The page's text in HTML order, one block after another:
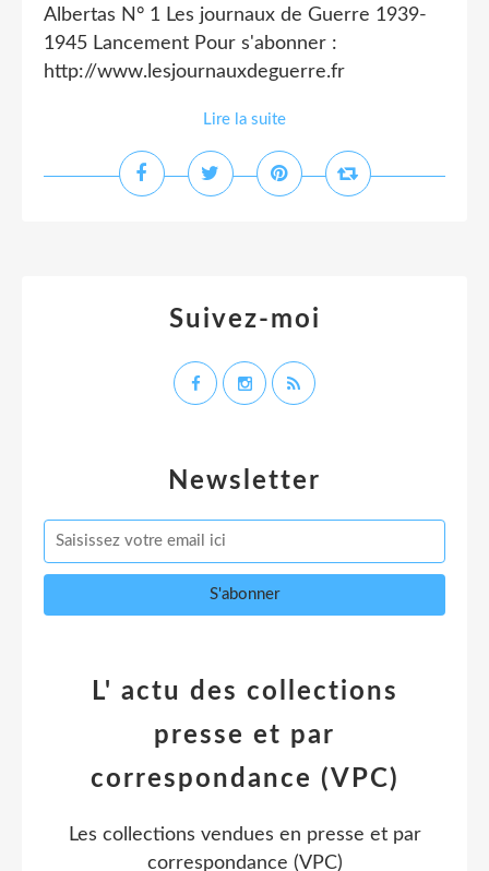
Albertas N° 1 Les journaux de Guerre 1939-
1945 Lancement Pour s'abonner :
http://www.lesjournauxdeguerre.fr
Lire la suite
Newsletter
L' actu des collections
presse et par
correspondance (VPC)
Les collections vendues en presse et par
correspondance (VPC)
Suivez-moi